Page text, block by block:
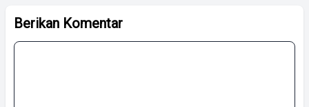
Berikan Komentar